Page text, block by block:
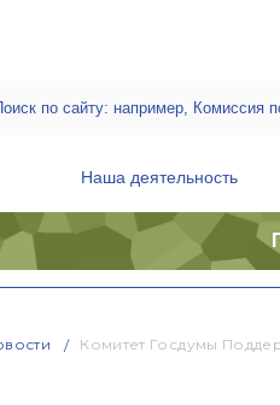
Наша деятельность
Комитет Госдумы